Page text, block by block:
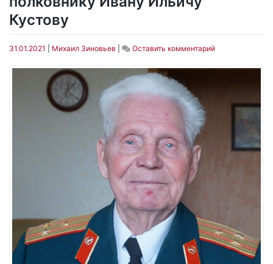
Кустову
31.01.2021 Михаил Зиновьев Оставить комментарийon
лет
Союза,
Кустову